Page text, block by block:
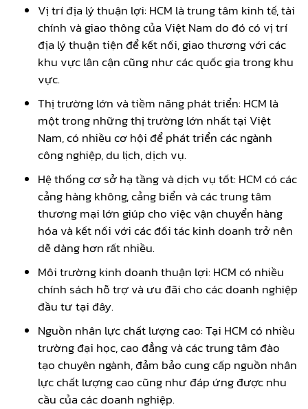
Vị trí địa lý thuận lợi: HCM là trung tâm kinh tế, tài
chính và giao thông của Việt Nam do đó có vị trí
địa lý thuận tiện để kết nối, giao thương với các
khu vực lân cận cũng như các quốc gia trong khu
vực.
Thị trường lớn và tiềm năng phát triển: HCM là
một trong những thị trường lớn nhất tại Việt
Nam, có nhiều cơ hội để phát triển các ngành
công nghiệp, du lịch, dịch vụ.
Hệ thống cơ sở hạ tầng và dịch vụ tốt: HCM có các
cảng hàng không, cảng biển và các trung tâm
thương mại lớn giúp cho việc vận chuyển hàng
hóa và kết nối với các đối tác kinh doanh trở nên
dễ dàng hơn rất nhiều.
Môi trường kinh doanh thuận lợi: HCM có nhiều
chính sách hỗ trợ và ưu đãi cho các doanh nghiệp
đầu tư tại đây.
Nguồn nhân lực chất lượng cao: Tại HCM có nhiều
trường đại học, cao đẳng và các trung tâm đào
tạo chuyên ngành, đảm bảo cung cấp nguồn nhân
lực chất lượng cao cũng như đáp ứng được nhu
cầu của các doanh nghiệp.